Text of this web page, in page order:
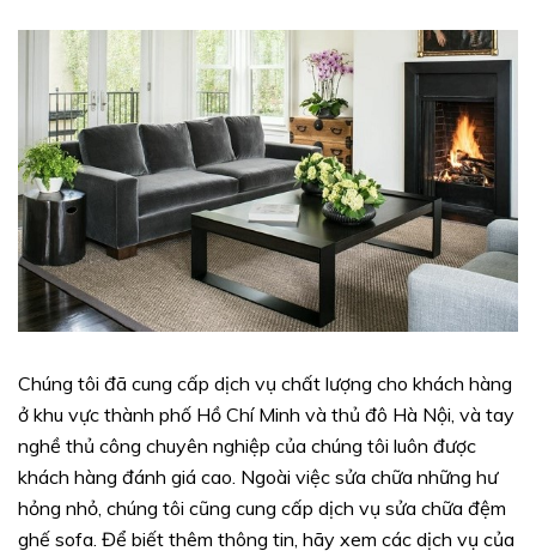
Chúng tôi đã cung cấp dịch vụ chất lượng cho khách hàng
ở khu vực thành phố Hồ Chí Minh và thủ đô Hà Nội, và tay
nghề thủ công chuyên nghiệp của chúng tôi luôn được
khách hàng đánh giá cao. Ngoài việc sửa chữa những hư
hỏng nhỏ, chúng tôi cũng cung cấp dịch vụ sửa chữa đệm
ghế sofa. Để biết thêm thông tin, hãy xem các dịch vụ của